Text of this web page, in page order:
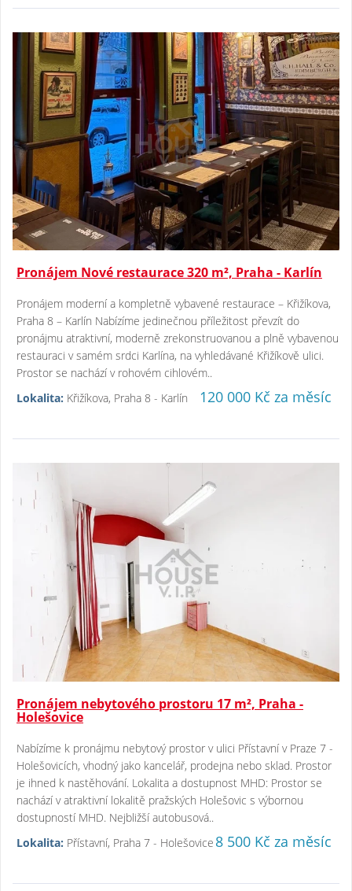
Pronájem Nové restaurace 320 m², Praha - Karlín
Pronájem moderní a kompletně vybavené restaurace – Křižíkova,
Praha 8 – Karlín Nabízíme jedinečnou příležitost převzít do
pronájmu atraktivní, moderně zrekonstruovanou a plně vybavenou
restauraci v samém srdci Karlína, na vyhledávané Křižíkově ulici.
Prostor se nachází v rohovém cihlovém..
Lokalita: Křižíkova, Praha 8 - Karlín 120 000 Kč za měsíc
Pronájem nebytového prostoru 17 m², Praha -
Holešovice
Nabízíme k pronájmu nebytový prostor v ulici Přístavní v Praze 7 -
Holešovicích, vhodný jako kancelář, prodejna nebo sklad. Prostor
je ihned k nastěhování. Lokalita a dostupnost MHD: Prostor se
nachází v atraktivní lokalitě pražských Holešovic s výbornou
dostupností MHD. Nejbližší autobusová..
Lokalita: Přístavní, Praha 7 - Holešovice 8 500 Kč za měsíc